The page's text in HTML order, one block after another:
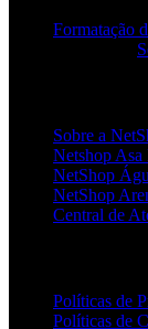
Formatação
Sobre a
Netshop Asa
NetShop
NetShop
Central de
Políticas de
Políticas de